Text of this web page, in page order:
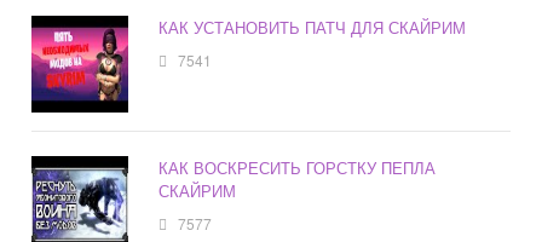
КАК УСТАНОВИТЬ ПАТЧ ДЛЯ СКАЙРИМ
7541
КАК ВОСКРЕСИТЬ ГОРСТКУ ПЕПЛА
СКАЙРИМ
7577